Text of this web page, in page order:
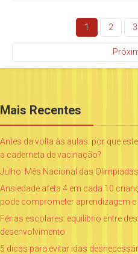
1 2 3
Mais Recentes
Antes da volta às aulas: por que
a caderneta de vacinação?
Julho: Mês Nacional das
Ansiedade afeta 4 em cada 10
pode comprometer aprendizagem
Férias escolares: equilíbrio entre
desenvolvimento
5 dicas para evitar idas